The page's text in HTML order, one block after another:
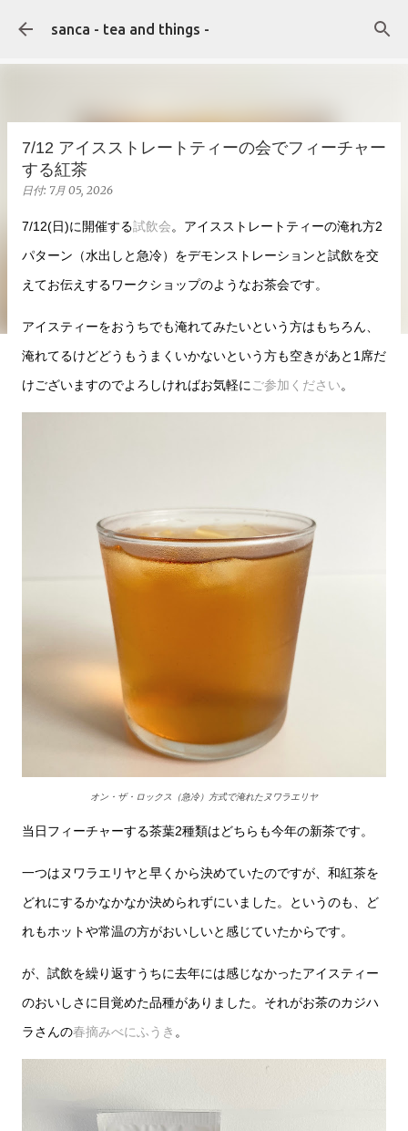
スキップしてメイン コンテンツに移動
sanca - tea and things -
7/12 アイスストレートティーの会でフィーチャー
する紅茶
日付: 7月 05, 2026
7/12(日)に開催する試飲会。アイスストレートティーの淹れ方2
パターン（水出しと急冷）をデモンストレーションと試飲を交
えてお伝えするワークショップのようなお茶会です。
アイスティーをおうちでも淹れてみたいという方はもちろん、
淹れてるけどどうもうまくいかないという方も空きがあと1席だ
けございますのでよろしければお気軽に ご参加ください。
オン・ザ・ロックス（急冷）方式で淹れたヌワラエリヤ
当日フィーチャーする茶葉2種類はどちらも今年の新茶です。
一つはヌワラエリヤと早くから決めていたのですが、和紅茶を
どれにするかなかなか決められずにいました。というのも、ど
れもホットや常温の方がおいしいと感じていたからです。
が、試飲を繰り返すうちに去年には感じなかったアイスティー
のおいしさに目覚めた品種がありました。それがお茶のカジハ
ラさんの春摘みべにふうき 。